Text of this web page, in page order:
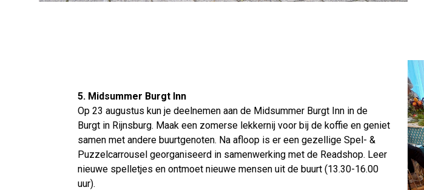
5. Midsummer Burgt Inn
Op 23 augustus kun je deelnemen aan de Midsummer Burgt Inn in de
Burgt in Rijnsburg. Maak een zomerse lekkernij voor bij de koffie en geniet
samen met andere buurtgenoten. Na afloop is er een gezellige Spel- &
Puzzelcarrousel georganiseerd in samenwerking met de Readshop. Leer
nieuwe spelletjes en ontmoet nieuwe mensen uit de buurt (13.30-16.00
uur).